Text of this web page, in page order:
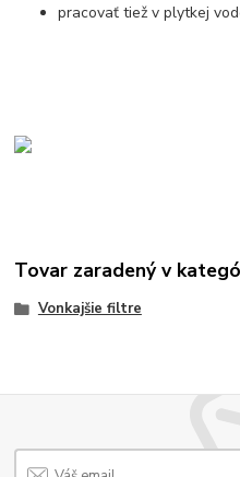
pracovať tiež v plytkej
Tovar zaradený v
Vonkajšie filtre